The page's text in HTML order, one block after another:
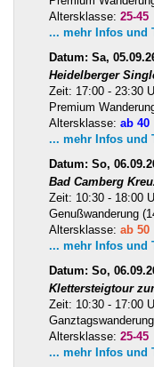
Altersklasse: 25-45
... mehr Infos und
Datum: Sa,
Heidelberger
Zeit: 17:00 - 23:30
Premium
Altersklasse: ab 40
... mehr Infos und
Datum: So,
Bad Camberg
Zeit: 10:30 - 18:00
Genußwanderung
Altersklasse: ab 50
... mehr Infos und
Datum: So,
Klettersteigtour
Zeit: 10:30 - 17:00
Altersklasse: 25-45
... mehr Infos und